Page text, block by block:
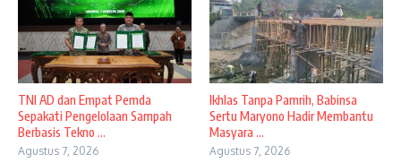
TNI AD dan Empat Pemda
Sepakati Pengelolaan Sampah
Berbasis Tekno ...
Agustus 7, 2026
Ikhlas Tanpa Pamrih, Babinsa
Sertu Maryono Hadir Membantu
Masyara ...
Agustus 7, 2026